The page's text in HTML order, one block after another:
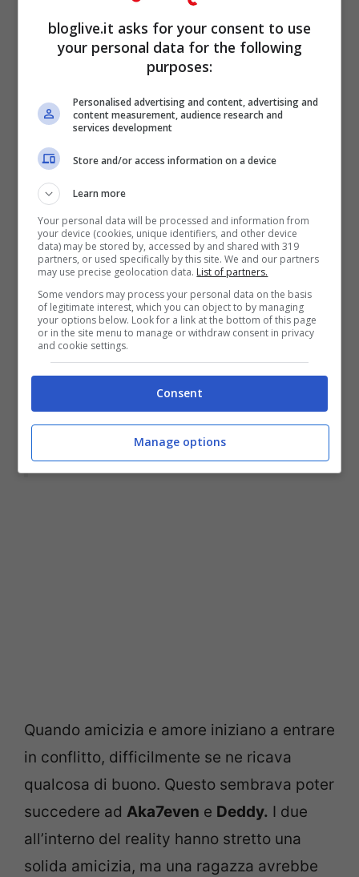
Rosa Di Grazia insieme ad
Aka7even.
pic.twitter.com/CWMCToyqf0
— disagiotv (@disagio_tv)
August 6, 2021
Quando amicizia e amore iniziano a entrare
in conflitto, difficilmente se ne ricava
qualcosa di buono. Questo sembrava poter
succedere ad Aka7even e Deddy. I due
all’interno del reality hanno stretto una
solida amicizia, ma una ragazza avrebbe
bloglive.it asks for your consent to use
your personal data for the following
purposes:
Personalised advertising and content, advertising and
content measurement, audience research and
services development
Store and/or access information on a device
Learn more
Your personal data will be processed and information from
your device (cookies, unique identifiers, and other device
data) may be stored by, accessed by and shared with 319
partners, or used specifically by this site. We and our partners
may use precise geolocation data. List of partners.
Some vendors may process your personal data on the basis
of legitimate interest, which you can object to by managing
your options below. Look for a link at the bottom of this page
or in the site menu to manage or withdraw consent in privacy
and cookie settings.
Consent
Manage options